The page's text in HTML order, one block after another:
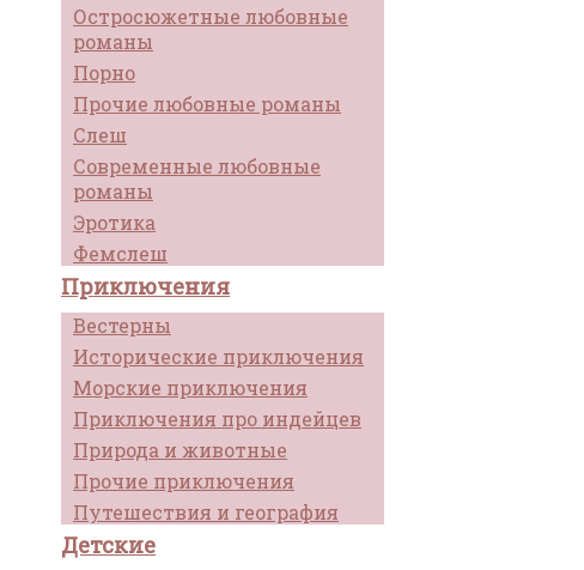
Остросюжетные любовные
романы
Порно
Прочие любовные романы
Слеш
Современные любовные
романы
Эротика
Фемслеш
Приключения
Вестерны
Исторические приключения
Морские приключения
Приключения про индейцев
Природа и животные
Прочие приключения
Путешествия и география
Детские